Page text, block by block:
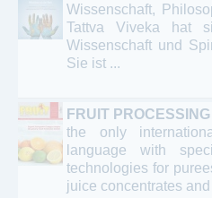
Wissenschaft,
Tattva Viveka hat
Wissenschaft und
Sie ist ...
FRUIT PROCESSING
the only
language with
technologies for
juice concentrates